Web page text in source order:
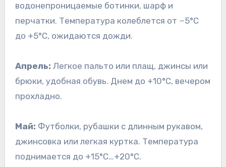
водонепроницаемые ботинки, шарф и
перчатки. Температура колеблется от −5°C
до +5°C, ожидаются дожди.
Апрель: Легкое пальто или плащ, джинсы или
брюки, удобная обувь. Днем до +10°C, вечером
прохладно.
Май: Футболки, рубашки с длинным рукавом,
джинсовка или легкая куртка. Температура
поднимается до +15°C…+20°C.